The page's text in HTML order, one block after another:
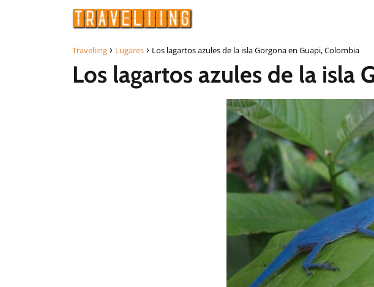
Traveliing Lugares Los lagartos azules de la isla Gorgona en Guapi, Colombia
Los lagartos azules de la isla